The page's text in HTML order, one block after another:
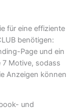
für eine effiziente
benötigen:
Page und ein
7 Motive, sodass
Anzeigen können
und